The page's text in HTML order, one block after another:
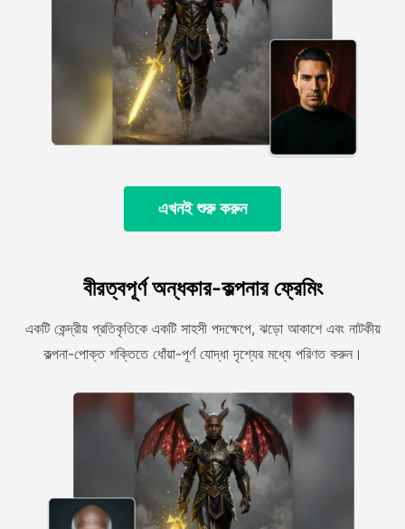
এখনই শুরু করুন
বীরত্বপূর্ণ অন্ধকার-কল্পনার ফ্রেমিং
একটি কেন্দ্রীয় প্রতিকৃতিকে একটি সাহসী পদক্ষেপে, ঝড়ো আকাশে এবং নাটকীয়
কল্পনা-পোক্ত শক্তিতে ধোঁয়া-পূর্ণ যোদ্ধা দৃশ্যের মধ্যে পরিণত করুন।